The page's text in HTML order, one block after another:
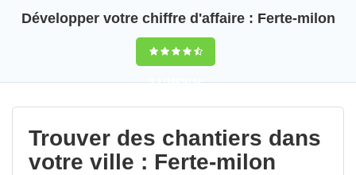
Développer votre chiffre d'affaire : Ferte-milon
9,5(100%)42
votes
Trouver des chantiers dans
votre ville : Ferte-milon